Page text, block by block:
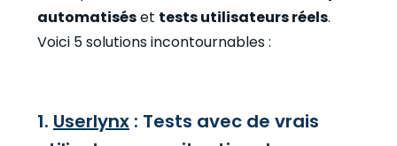
automatiséset tests utilisateurs réels.
Voici 5 solutions incontournables :
1. Userlynx: Tests avec de vrais